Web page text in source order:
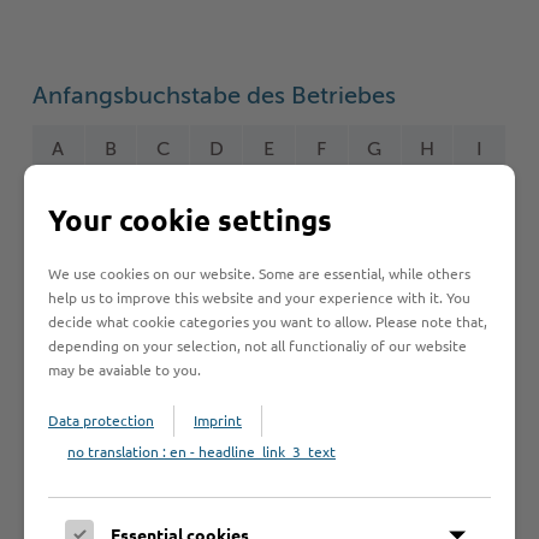
Anfangsbuchstabe des Betriebes
A B C D E F G H
Betrieb anmelden
Sie vermissen einen Eintrag in der Liste? Melden Sie
Ihren Betrieb in 3 einfachen Schritten an.
Betrieb anmelden
Your cookie settings
We use cookies on our website. Some are essential, while others
help us to improve this website and your experience with it. You
decide what cookie categories you want to allow. Please note that,
depending on your selection, not all functionaliy of our website
may be avaiable to you.
Data protection
Imprint
no translation : en - headline_link_3_text
Essential cookies